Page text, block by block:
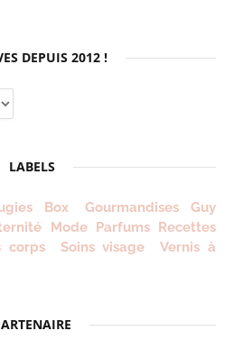
DEPUIS 2012 !
LABELS
Box Gourmandises
Guy
Mode Parfums Recettes
corps Soins visage
Vernis à